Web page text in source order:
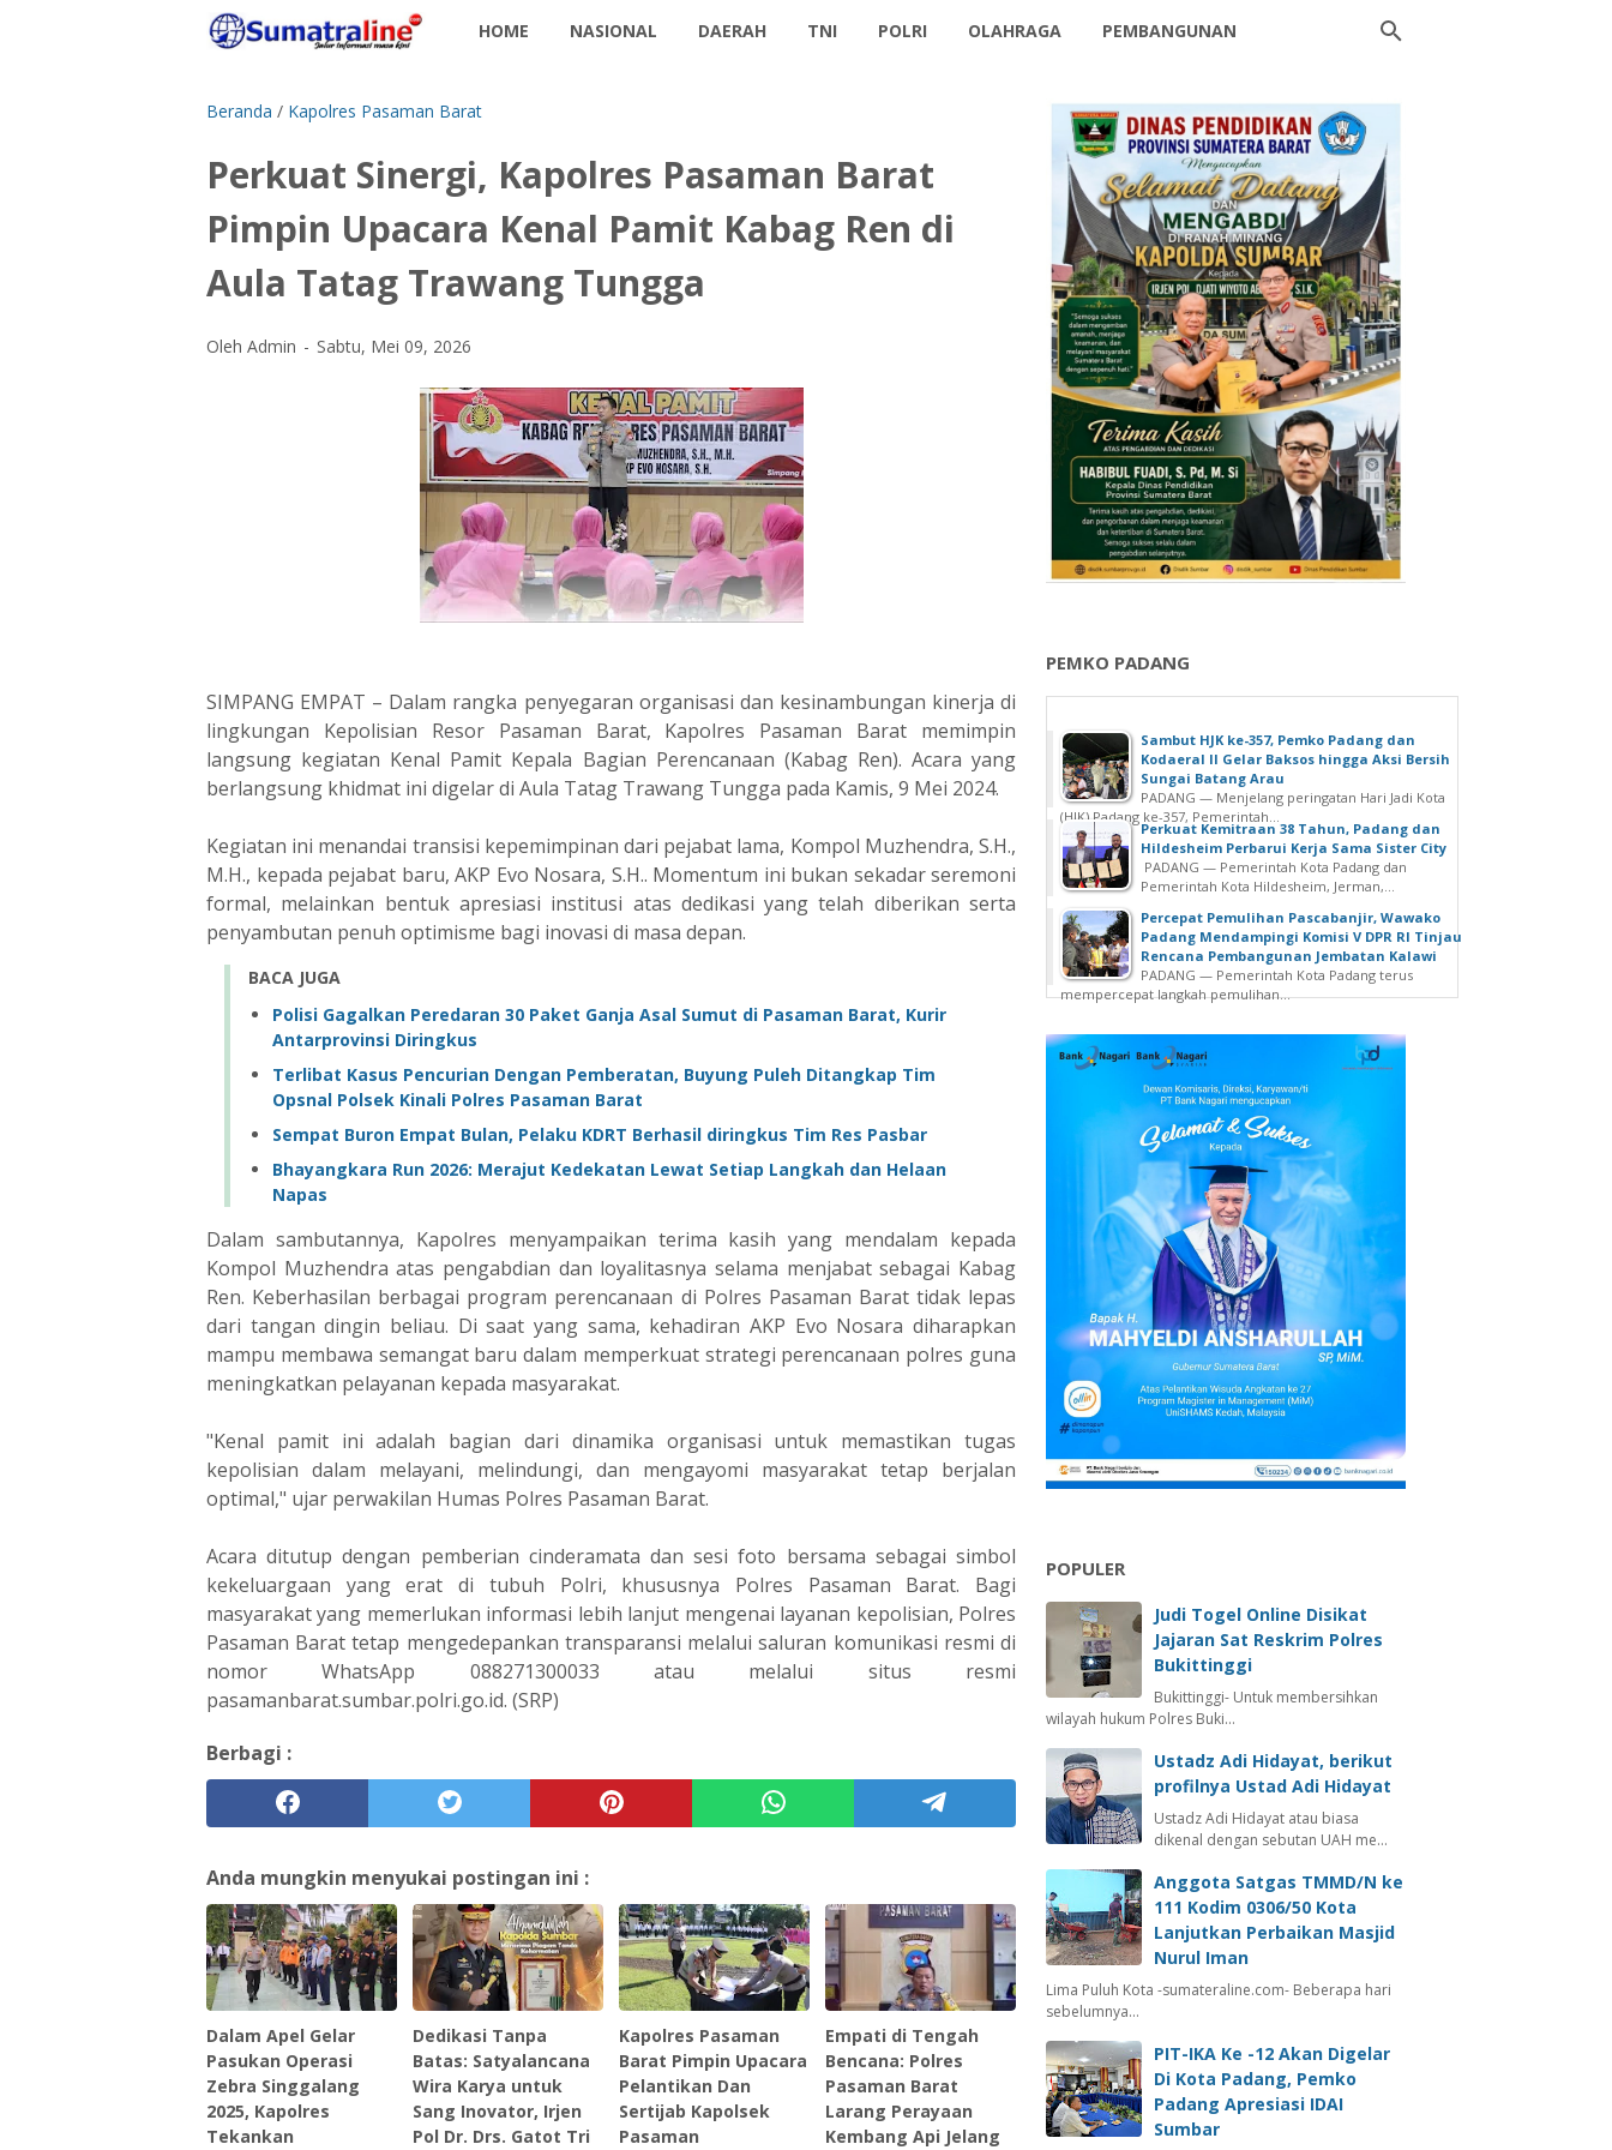
HOME NASIONAL DAERAH TNI POLRI OLAHRAGA PEMBANGUNAN
Beranda / Kapolres Pasaman Barat
Perkuat Sinergi, Kapolres Pasaman Barat
Pimpin Upacara Kenal Pamit Kabag Ren di
Aula Tatag Trawang Tungga
Oleh Admin Sabtu, Mei 09, 2026
SIMPANG EMPAT – Dalam rangka penyegaran organisasi dan kesinambungan kinerja di
lingkungan Kepolisian Resor Pasaman Barat, Kapolres Pasaman Barat memimpin
langsung kegiatan Kenal Pamit Kepala Bagian Perencanaan (Kabag Ren). Acara yang
berlangsung khidmat ini digelar di Aula Tatag Trawang Tungga pada Kamis, 9 Mei 2024.
Kegiatan ini menandai transisi kepemimpinan dari pejabat lama, Kompol Muzhendra, S.H.,
M.H., kepada pejabat baru, AKP Evo Nosara, S.H.. Momentum ini bukan sekadar seremoni
formal, melainkan bentuk apresiasi institusi atas dedikasi yang telah diberikan serta
penyambutan penuh optimisme bagi inovasi di masa depan.
BACA JUGA
Polisi Gagalkan Peredaran 30 Paket Ganja Asal Sumut di Pasaman Barat, Kurir
Antarprovinsi Diringkus
Terlibat Kasus Pencurian Dengan Pemberatan, Buyung Puleh Ditangkap Tim
Opsnal Polsek Kinali Polres Pasaman Barat
Sempat Buron Empat Bulan, Pelaku KDRT Berhasil diringkus Tim Res Pasbar
Bhayangkara Run 2026: Merajut Kedekatan Lewat Setiap Langkah dan Helaan
Napas
Dalam sambutannya, Kapolres menyampaikan terima kasih yang mendalam kepada
Kompol Muzhendra atas pengabdian dan loyalitasnya selama menjabat sebagai Kabag
Ren. Keberhasilan berbagai program perencanaan di Polres Pasaman Barat tidak lepas
dari tangan dingin beliau. Di saat yang sama, kehadiran AKP Evo Nosara diharapkan
mampu membawa semangat baru dalam memperkuat strategi perencanaan polres guna
meningkatkan pelayanan kepada masyarakat.
"Kenal pamit ini adalah bagian dari dinamika organisasi untuk memastikan tugas
kepolisian dalam melayani, melindungi, dan mengayomi masyarakat tetap berjalan
optimal," ujar perwakilan Humas Polres Pasaman Barat.
Acara ditutup dengan pemberian cinderamata dan sesi foto bersama sebagai simbol
kekeluargaan yang erat di tubuh Polri, khususnya Polres Pasaman Barat. Bagi
masyarakat yang memerlukan informasi lebih lanjut mengenai layanan kepolisian, Polres
Pasaman Barat tetap mengedepankan transparansi melalui saluran komunikasi resmi di
nomor WhatsApp 088271300033 atau melalui situs resmi
pasamanbarat.sumbar.polri.go.id. (SRP)
Berbagi :
Anda mungkin menyukai postingan ini :
Dalam Apel Gelar
Pasukan Operasi
Zebra Singgalang
2025, Kapolres
Tekankan
Dedikasi Tanpa
Batas: Satyalancana
Wira Karya untuk
Sang Inovator, Irjen
Pol Dr. Drs. Gatot Tri
Kapolres Pasaman
Barat Pimpin Upacara
Pelantikan Dan
Sertijab Kapolsek
Pasaman
Empati di Tengah
Bencana: Polres
Pasaman Barat
Larang Perayaan
Kembang Api Jelang
PEMKO PADANG
Sambut HJK ke-357, Pemko Padang dan
Kodaeral II Gelar Baksos hingga Aksi Bersih
Sungai Batang Arau
PADANG — Menjelang peringatan Hari Jadi Kota
(HJK) Padang ke-357, Pemerintah...
Perkuat Kemitraan 38 Tahun, Padang dan
Hildesheim Perbarui Kerja Sama Sister City
PADANG — Pemerintah Kota Padang dan
Pemerintah Kota Hildesheim, Jerman,...
Percepat Pemulihan Pascabanjir, Wawako
Padang Mendampingi Komisi V DPR RI Tinjau
Rencana Pembangunan Jembatan Kalawi
PADANG — Pemerintah Kota Padang terus
mempercepat langkah pemulihan...
POPULER
Judi Togel Online Disikat
Jajaran Sat Reskrim Polres
Bukittinggi
Bukittinggi- Untuk membersihkan
wilayah hukum Polres Buki…
Ustadz Adi Hidayat, berikut
profilnya Ustad Adi Hidayat
Ustadz Adi Hidayat atau biasa
dikenal dengan sebutan UAH me…
Anggota Satgas TMMD/N ke
111 Kodim 0306/50 Kota
Lanjutkan Perbaikan Masjid
Nurul Iman
Lima Puluh Kota -sumateraline.com- Beberapa hari
sebelumnya…
PIT-IKA Ke -12 Akan Digelar
Di Kota Padang, Pemko
Padang Apresiasi IDAI
Sumbar